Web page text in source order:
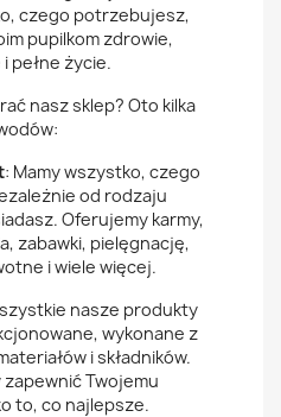
czego potrzebujesz,
pupilkom zdrowie,
pełne życie.
nasz sklep? Oto kilka
: Mamy wszystko, czego
od rodzaju
Oferujemy karmy,
zabawki, pielęgnację,
i wiele więcej.
nasze produkty
wykonane z
i składników.
zapewnić Twojemu
to, co najlepsze.